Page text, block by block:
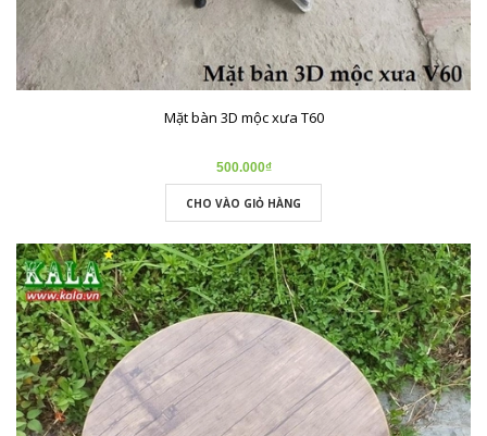
Mặt bàn 3D mộc xưa T60
500.000₫
CHO VÀO GIỎ HÀNG